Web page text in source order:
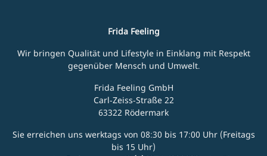
Frida Feeling
Wir bringen Qualität und Lifestyle in Einklang mit Respekt
gegenüber Mensch und Umwelt.
Frida Feeling GmbH
Carl-Zeiss-Straße 22
63322 Rödermark
Sie erreichen uns werktags von 08:30 bis 17:00 Uhr (Freitags
bis 15 Uhr)